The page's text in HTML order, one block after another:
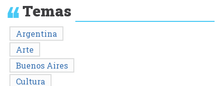
Temas
Argentina
Arte
Buenos Aires
Cultura